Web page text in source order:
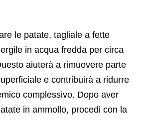
le patate, tagliale a fette
in acqua fredda per circa
aiuterà a rimuovere parte
e contribuirà a ridurre
complessivo. Dopo aver
in ammollo, procedi con la